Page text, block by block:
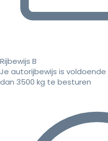
Rijbewijs B
Je autorijbewijs is
dan 3500 kg te besturen